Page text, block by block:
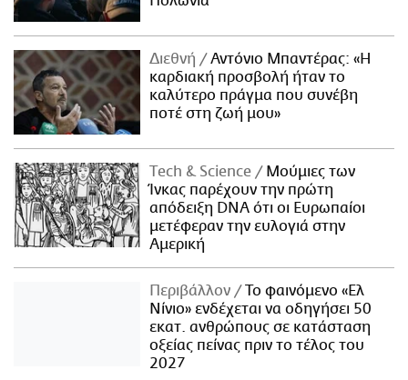
Διεθνή
Αντόνιο Μπαντέρας: «Η
καρδιακή προσβολή ήταν το
καλύτερο πράγμα που συνέβη
ποτέ στη ζωή μου»
Τech & Science
Μούμιες των
Ίνκας παρέχουν την πρώτη
απόδειξη DNA ότι οι Ευρωπαίοι
μετέφεραν την ευλογιά στην
Αμερική
Περιβάλλον
Το φαινόμενο «Ελ
Νίνιο» ενδέχεται να οδηγήσει 50
εκατ. ανθρώπους σε κατάσταση
οξείας πείνας πριν το τέλος του
2027